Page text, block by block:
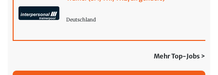
Deutschland
Mehr Top-Jobs >